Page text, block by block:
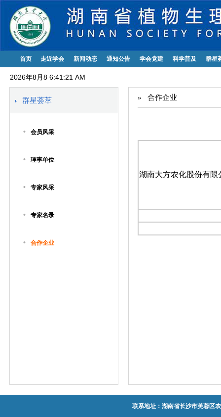
首页 走近学会 新闻动态 通知公告 学会党建 科学普及 群星
2026年8月8 6:41:21 AM
群星荟萃
• 会员风采
• 理事单位
• 专家风采
• 专家名录
• 合作企业
» 合作企业
湖南大方农化股份有限
联系地址：湖南省长沙市芙蓉区